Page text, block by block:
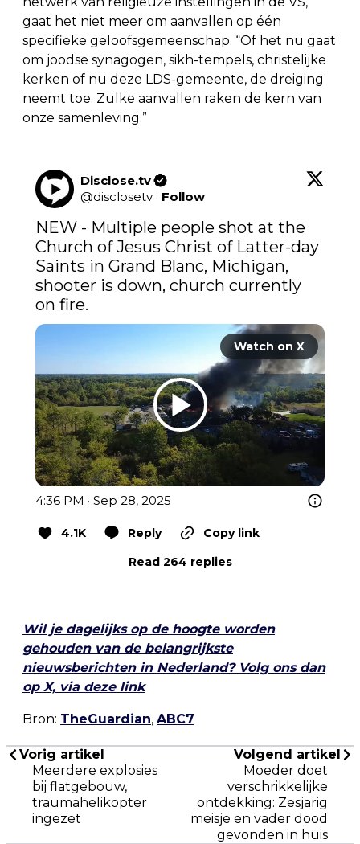
gaat het niet meer om aanvallen op één
specifieke geloofsgemeenschap. “Of het nu gaat
om joodse synagogen, sikh-tempels, christelijke
kerken of nu deze LDS-gemeente, de dreiging
neemt toe. Zulke aanvallen raken de kern van
onze samenleving.”
Disclose.tv
@disclosetv · Follow
NEW - Multiple people shot at the
Church of Jesus Christ of Latter-day
Saints in Grand Blanc, Michigan,
shooter is down, church currently
Watch on X
4:36 PM · Sep 28, 2025
4.1K Reply
Copy link
Read 264 replies
Wil je dagelijks op de hoogte worden
gehouden van de belangrijkste
nieuwsberichten in Nederland? Volg ons dan
op X, via deze link
Bron: TheGuardian, ABC7
Vorig artikel
Meerdere explosies
bij flatgebouw,
traumahelikopter
ingezet
Volgend artikel
Moeder doet
verschrikkelijke
ontdekking: Zesjarig
meisje en vader dood
gevonden in huis